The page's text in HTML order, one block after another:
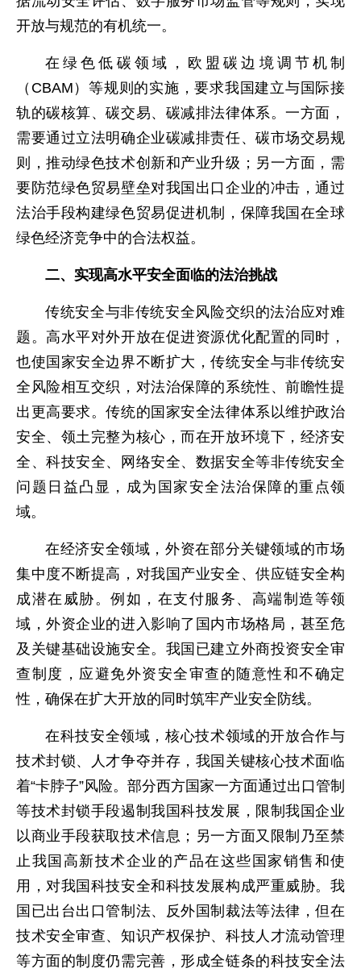
开放与规范的有机统一。
在绿色低碳领域，欧盟碳边境调节机制
（CBAM）等规则的实施，要求我国建立与国际接
轨的碳核算、碳交易、碳减排法律体系。一方面，
需要通过立法明确企业碳减排责任、碳市场交易规
则，推动绿色技术创新和产业升级；另一方面，需
要防范绿色贸易壁垒对我国出口企业的冲击，通过
法治手段构建绿色贸易促进机制，保障我国在全球
绿色经济竞争中的合法权益。
二、实现高水平安全面临的法治挑战
传统安全与非传统安全风险交织的法治应对难
题。高水平对外开放在促进资源优化配置的同时，
也使国家安全边界不断扩大，传统安全与非传统安
全风险相互交织，对法治保障的系统性、前瞻性提
出更高要求。传统的国家安全法律体系以维护政治
安全、领土完整为核心，而在开放环境下，经济安
全、科技安全、网络安全、数据安全等非传统安全
问题日益凸显，成为国家安全法治保障的重点领
域。
在经济安全领域，外资在部分关键领域的市场
集中度不断提高，对我国产业安全、供应链安全构
成潜在威胁。例如，在支付服务、高端制造等领
域，外资企业的进入影响了国内市场格局，甚至危
及关键基础设施安全。我国已建立外商投资安全审
查制度，应避免外资安全审查的随意性和不确定
性，确保在扩大开放的同时筑牢产业安全防线。
在科技安全领域，核心技术领域的开放合作与
技术封锁、人才争夺并存，我国关键核心技术面临
着“卡脖子”风险。部分西方国家一方面通过出口管制
等技术封锁手段遏制我国科技发展，限制我国企业
以商业手段获取技术信息；另一方面又限制乃至禁
止我国高新技术企业的产品在这些国家销售和使
用，对我国科技安全和科技发展构成严重威胁。我
国已出台出口管制法、反外国制裁法等法律，但在
技术安全审查、知识产权保护、科技人才流动管理
等方面的制度仍需完善，形成全链条的科技安全法